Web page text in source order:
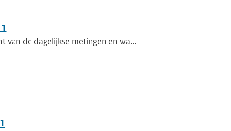
van de dagelijkse metingen en wa...